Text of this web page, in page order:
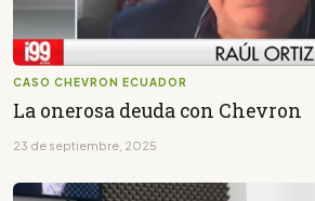
CASO CHEVRON ECUADOR
La onerosa deuda con Chevron
23 de septiembre, 2025